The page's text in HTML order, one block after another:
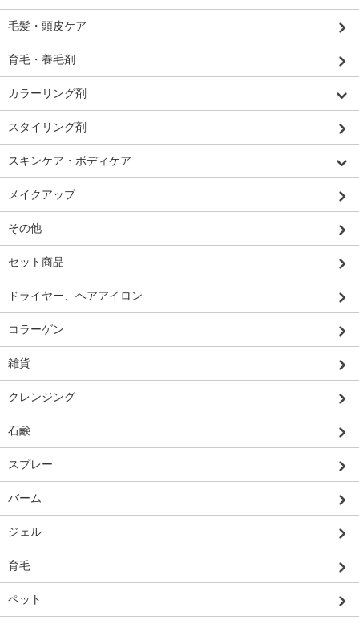
毛髪・頭皮ケア
育毛・養毛剤
カラーリング剤
スタイリング剤
スキンケア・ボディケア
メイクアップ
その他
セット商品
ドライヤー、ヘアアイロン
コラーゲン
雑貨
クレンジング
石鹸
スプレー
バーム
ジェル
育毛
ペット